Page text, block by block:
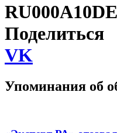
Поделиться
VK
Упоминания об